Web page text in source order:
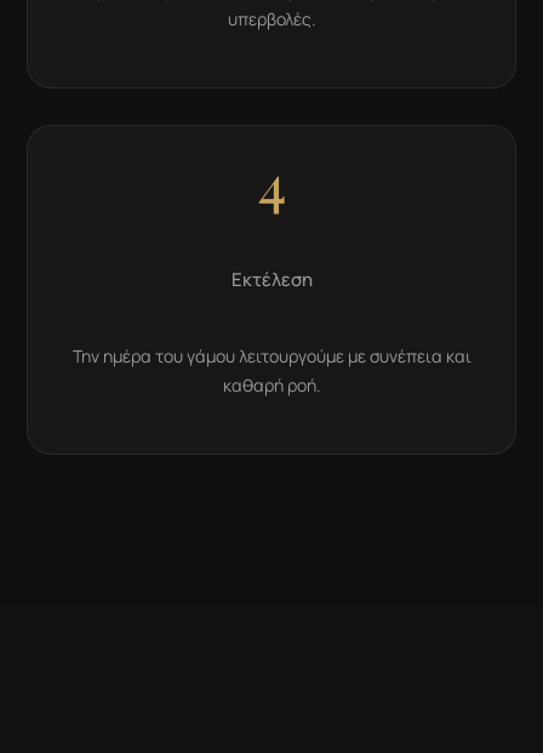
υπερβολές.
4
Εκτέλεση
Την ημέρα του γάμου λειτουργούμε με συνέπεια και
καθαρή ροή.